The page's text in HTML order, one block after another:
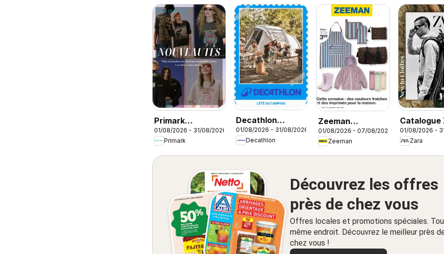
Primark
catalogue
01/08/2026 - 31/08/2026
Primark
Decathlon
catalogue
01/08/2026 - 31/08/2026
Decathlon
Zeeman
catalogue
01/08/2026 - 07/08/2026
Zeeman
Catalogue
Men
01/08/2026 -
Zara
Découvrez les offres
près de chez vous
Offres locales et promotions spéciales.
même endroit. Découvrez le meilleur près
chez vous !